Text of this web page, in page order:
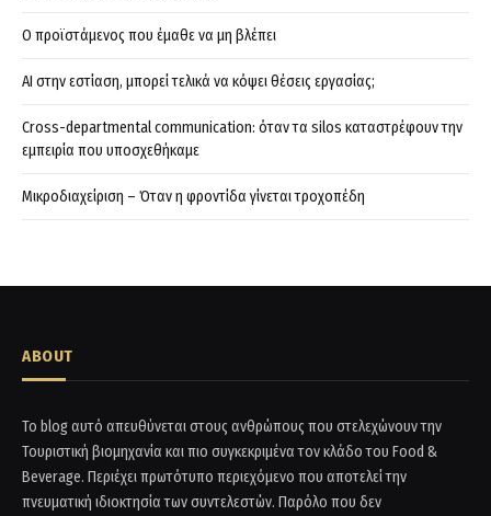
Ο προϊστάμενος που έμαθε να μη βλέπει
AI στην εστίαση, μπορεί τελικά να κόψει θέσεις εργασίας;
Cross-departmental communication: όταν τα silos καταστρέφουν την
εμπειρία που υποσχεθήκαμε
Μικροδιαχείριση – Όταν η φροντίδα γίνεται τροχοπέδη
ABOUT
Το blog αυτό απευθύνεται στους ανθρώπους που στελεχώνουν την
Τουριστική βιομηχανία και πιο συγκεκριμένα τον κλάδο του Food &
Beverage. Περιέχει πρωτότυπο περιεχόμενο που αποτελεί την
πνευματική ιδιοκτησία των συντελεστών. Παρόλο που δεν